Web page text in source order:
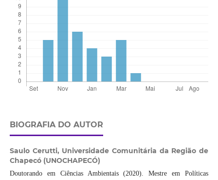
BIOGRAFIA DO AUTOR
Saulo Cerutti, Universidade Comunitária da Região de
Chapecó (UNOCHAPECÓ)
Doutorando em Ciências Ambientais (2020). Mestre em Políticas